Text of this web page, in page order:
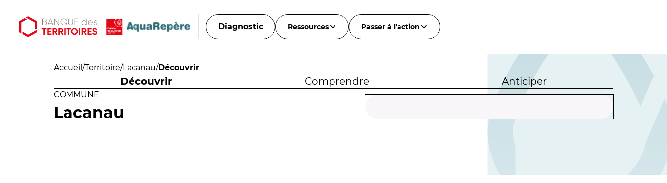
Diagnostic Ressources Passer à l'action
Accueil /Territoire/Lacanau/Découvrir
Découvrir Comprendre Anticiper
COMMUNE
Lacanau